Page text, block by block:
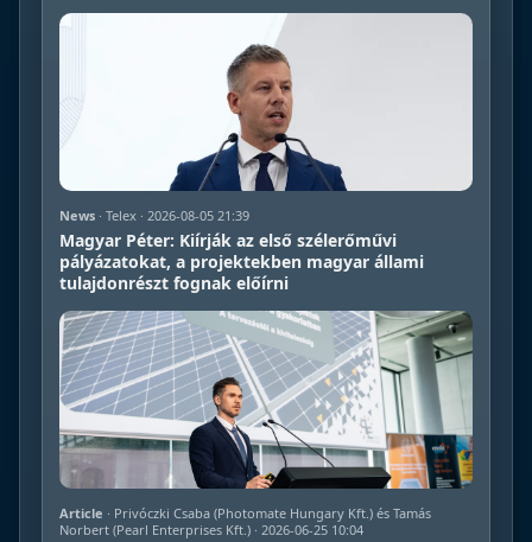
News · Telex · 2026-08-05 21:39
Magyar Péter: Kiírják az első szélerőművi
pályázatokat, a projektekben magyar állami
tulajdonrészt fognak előírni
Article · Privóczki Csaba (Photomate Hungary Kft.) és Tamás
Norbert (Pearl Enterprises Kft.) · 2026-06-25 10:04